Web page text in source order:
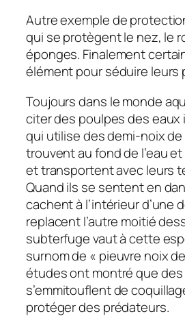
Autre exemple de
qui se protègent le nez, le
éponges. Finalement
élément pour séduire leurs
Toujours dans le monde
citer des poulpes des
qui utilise des demi-noix de
trouvent au fond de l’eau
et transportent avec leurs
Quand ils se sentent en
cachent à l’intérieur d’une
replacent l’autre moitié
subterfuge vaut à cette
surnom de « pieuvre noix
études ont montré que
s’emmitouflent de
protéger des prédateurs.